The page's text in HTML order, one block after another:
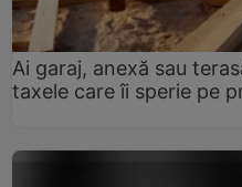
Ai garaj, anexă sau
taxele care îi sperie pe